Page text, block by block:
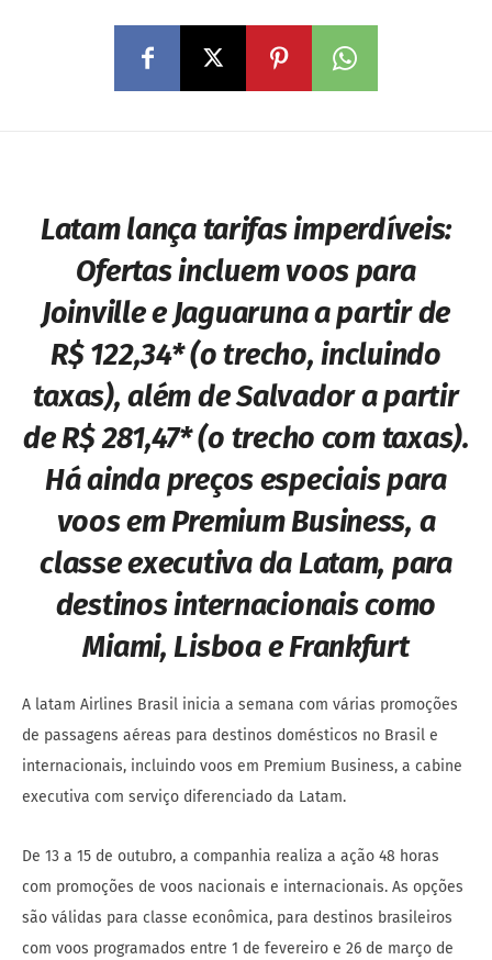
Latam lança tarifas imperdíveis:
Ofertas incluem voos para
Joinville e Jaguaruna a partir de
R$ 122,34* (o trecho, incluindo
taxas), além de Salvador a partir
de R$ 281,47* (o trecho com taxas).
Há ainda preços especiais para
voos em Premium Business, a
classe executiva da Latam, para
destinos internacionais como
Miami, Lisboa e Frankfurt
A latam Airlines Brasil inicia a semana com várias promoções
de passagens aéreas para destinos domésticos no Brasil e
internacionais, incluindo voos em Premium Business, a cabine
executiva com serviço diferenciado da Latam.
De 13 a 15 de outubro, a companhia realiza a ação 48 horas
com promoções de voos nacionais e internacionais. As opções
são válidas para classe econômica, para destinos brasileiros
com voos programados entre 1 de fevereiro e 26 de março de